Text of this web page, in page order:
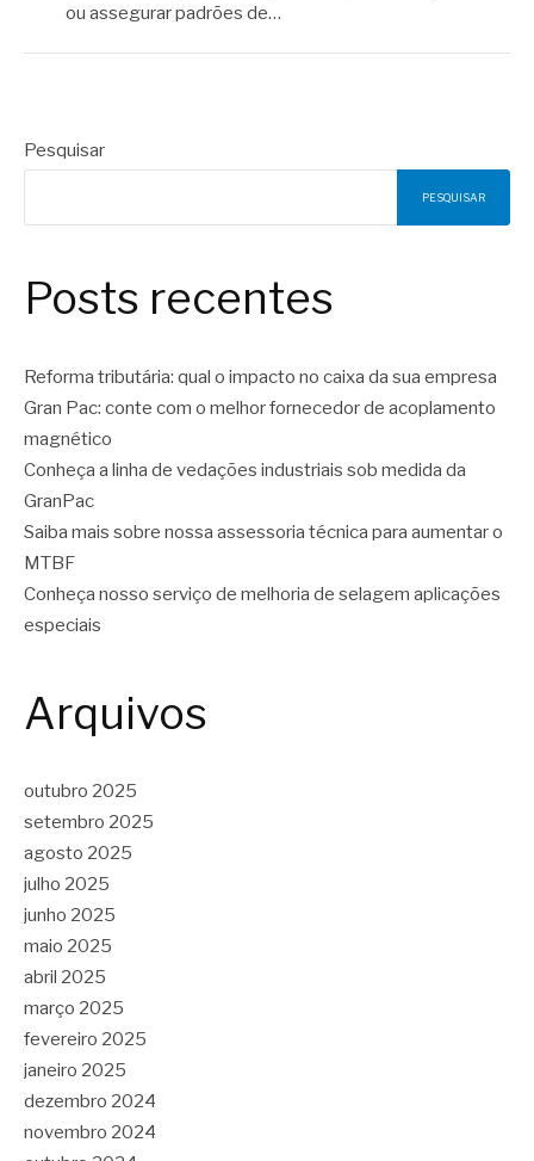
ou assegurar padrões de…
Pesquisar
PESQUISAR
Posts recentes
Reforma tributária: qual o impacto no caixa da sua empresa
Gran Pac: conte com o melhor fornecedor de acoplamento
magnético
Conheça a linha de vedações industriais sob medida da
GranPac
Saiba mais sobre nossa assessoria técnica para aumentar o
MTBF
Conheça nosso serviço de melhoria de selagem aplicações
especiais
Arquivos
outubro 2025
setembro 2025
agosto 2025
julho 2025
junho 2025
maio 2025
abril 2025
março 2025
fevereiro 2025
janeiro 2025
dezembro 2024
novembro 2024